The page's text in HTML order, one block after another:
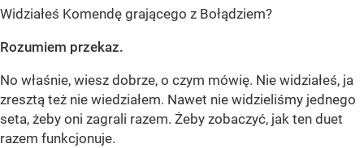
Widziałeś Komendę grającego z Bołądziem?
Rozumiem przekaz.
No właśnie, wiesz dobrze, o czym mówię. Nie widziałeś, ja
zresztą też nie wiedziałem. Nawet nie widzieliśmy jednego
seta, żeby oni zagrali razem. Żeby zobaczyć, jak ten duet
razem funkcjonuje.